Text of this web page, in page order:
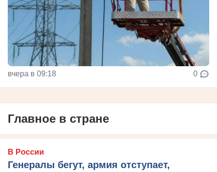
вчера в 09:18 0
Главное в стране
В России
Генералы бегут, армия отступает,